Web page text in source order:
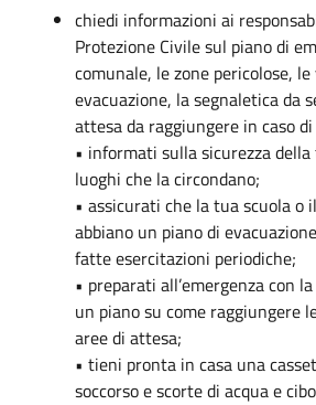
chiedi informazioni ai
Protezione Civile sul piano di
comunale, le zone pericolose,
evacuazione, la segnaletica da
attesa da raggiungere in caso
• informati sulla sicurezza della
luoghi che la circondano;
• assicurati che la tua scuola o
abbiano un piano di
fatte esercitazioni periodiche;
• preparati all’emergenza con
un piano su come raggiungere
aree di attesa;
• tieni pronta in casa una
soccorso e scorte di acqua e